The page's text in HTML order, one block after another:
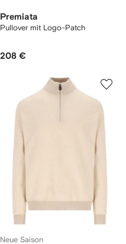
Premiata
Pullover mit Logo-Patch
208 €
Neue Saison